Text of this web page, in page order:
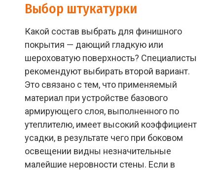
Выбор штукатурки
Какой состав выбрать для финишного
покрытия — дающий гладкую или
шероховатую поверхность? Специалисты
рекомендуют выбирать второй вариант.
Это связано с тем, что применяемый
материал при устройстве базового
армирующего слоя, выполненного по
утеплителю, имеет высокий коэффициент
усадки, в результате чего при боковом
освещении видны незначительные
малейшие неровности стены. Если в